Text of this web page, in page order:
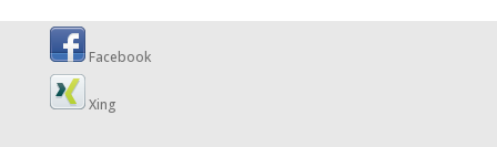
Facebook
Xing